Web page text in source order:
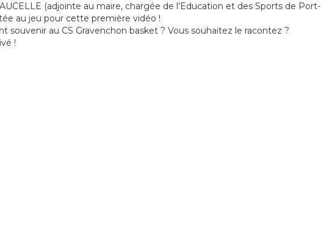
(adjointe au maire, chargée de l’Education et des Sports de Port-
au jeu pour cette première vidéo !
souvenir au CS Gravenchon basket ? Vous souhaitez le racontez ?
!